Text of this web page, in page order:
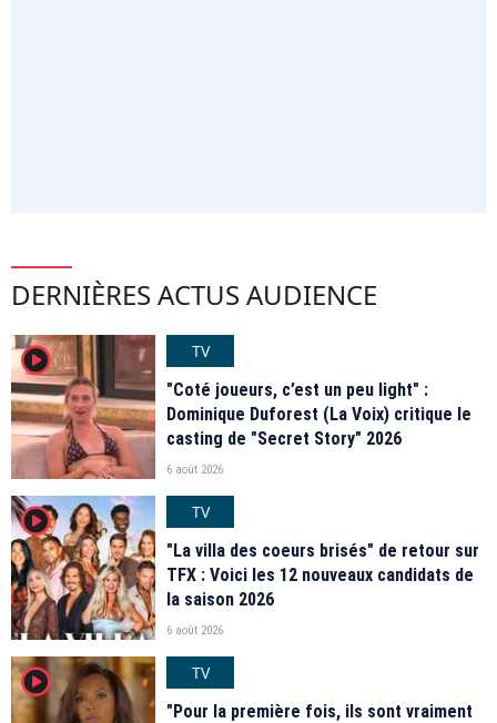
DERNIÈRES ACTUS AUDIENCE
player2
TV
"Coté joueurs, c’est un peu light" :
Dominique Duforest (La Voix) critique le
casting de "Secret Story" 2026
6 août 2026
player2
TV
"La villa des coeurs brisés" de retour sur
TFX : Voici les 12 nouveaux candidats de
la saison 2026
6 août 2026
player2
TV
"Pour la première fois, ils sont vraiment